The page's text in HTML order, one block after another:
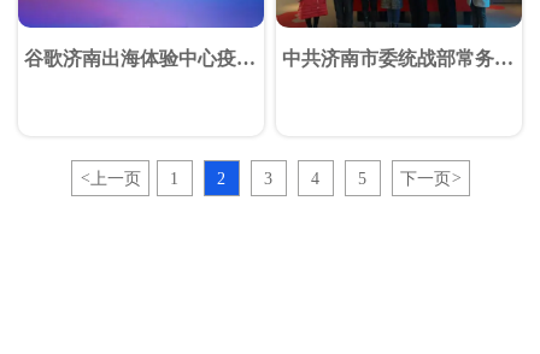
谷歌济南出海体验中心疫情
中共济南市委统战部常务副
< 上一页 1 2 3 4 5 下一页 >